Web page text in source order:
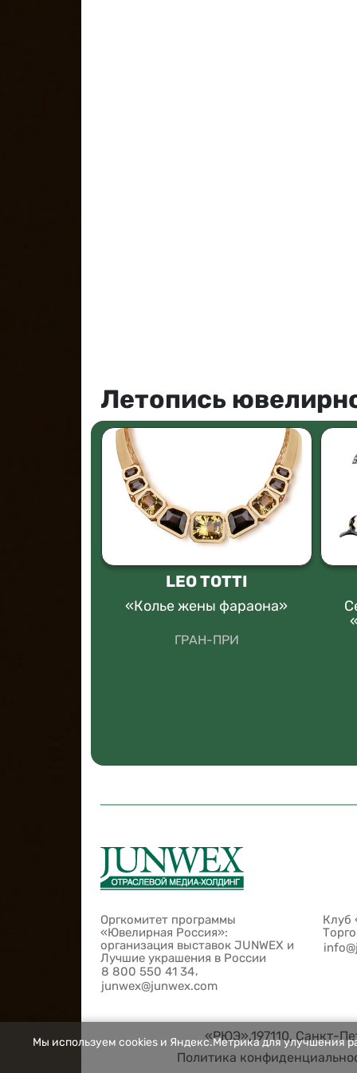
Летопись
LEO TOTTI
«Колье жены фараона»
ГРАН-ПРИ
Оргкомитет программы
«Ювелирная Россия»:
организация выставок JUNWEX и
Лучшие украшения в России
8 800 550 41 34,
junwex@junwex.com
Клуб
«РЮЭ»,197110, Санкт-
Политика
Мы используем cookies и Яндекс.Метрика для улучшения